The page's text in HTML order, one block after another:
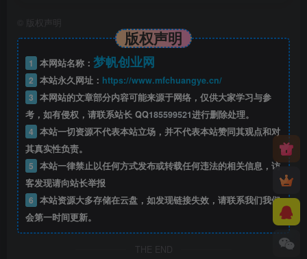
版权声明
版权声明
1 本网站名称： 梦帆创业网
2 本站永久网址： https://www.mfchuangye.cn/
3 本网站的文章部分内容可能来源于网络，仅供大家学习与参
考，如有侵权，请联系站长 QQ185599521进行删除处理。
4 本站一切资源不代表本站立场，并不代表本站赞同其观点和对
其真实性负责。
5 本站一律禁止以任何方式发布或转载任何违法的相关信息，访
客发现请向站长举报
6 本站资源大多存储在云盘，如发现链接失效，请联系我们我们
会第一时间更新。
THE END